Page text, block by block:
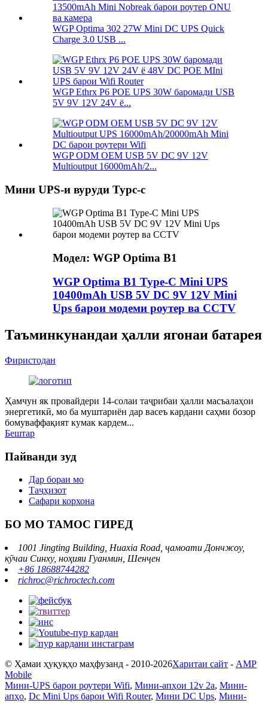
WGP Optima 302 27W Mini DC UPS Quick
Charge 3.0 USB ...
WGP Ethrx P6 POE UPS 30W баромади USB
5V 9V 12V 24V ё...
WGP ODM OEM USB 5V DC 9V 12V
Multioutput 16000mAh/2...
Мини UPS-и вуруди Typc-c
Модел: WGP Optima B1
WGP Optima B1 Type-C Mini UPS
10400mAh USB 5V DC 9V 12V Mini
Ups барои модеми роутер ва CCTV
Таъминкунандаи ҳалли ягонаи батарея
Фиристодан
Ҳамчун як провайдери 14-солаи таҷрибаи ҳалли масъалаҳои
энергетикӣ, мо ба муштариён дар васеъ кардани саҳми бозор
бомуваффақият кумак кардем...
Бештар
Пайванди зуд
Дар бораи мо
Таҷҳизот
Сафари корхона
БО МО ТАМОС ГИРЕД
1001 Jingting Building, Huaxia Road, ҷамоати Дончжоу,
кӯчаи Синху, ноҳияи Гуанмин, Шенҷен
+86 18688744282
richroc@richroctech.com
© Ҳамаи ҳуқуқҳо маҳфузанд - 2010-2026Харитаи сайт - AMP
Mobile
Мини-UPS барои роутери Wifi, Мини-апҳои 12v 2a, Мини-
апҳо, Dc Mini Ups барои Wifi Router, Мини DC Ups, Мини-